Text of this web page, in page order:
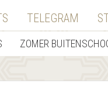
TELEGRAM
ZOMER